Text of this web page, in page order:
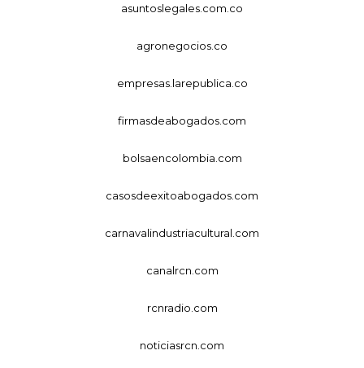
asuntoslegales.com.co
agronegocios.co
empresas.larepublica.co
firmasdeabogados.com
bolsaencolombia.com
casosdeexitoabogados.com
carnavalindustriacultural.com
canalrcn.com
rcnradio.com
noticiasrcn.com